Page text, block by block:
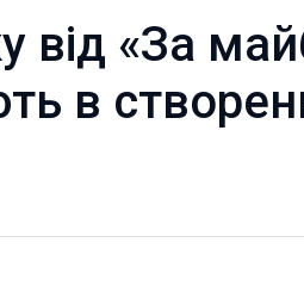
від «За
в